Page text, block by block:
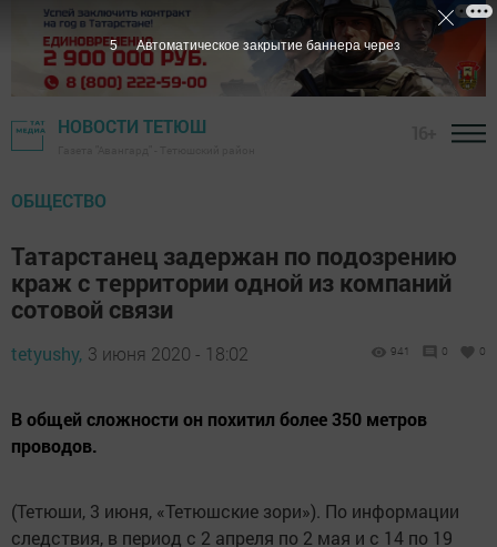
НОВОСТИ ТЕТЮШ
ОБЩЕСТВО
Татарстанец задержан по подозрению
краж с территории одной из компаний
сотовой связи
tetyushy, 3 июня 2020 - 18:02 941 0 0
В общей сложности он похитил более 350 метров
проводов.
(Тетюши, 3 июня, «Тетюшские зори»). По информации
следствия, в период с 2 апреля по 2 мая и с 14 по 19
4 Автоматическое закрытие баннера через